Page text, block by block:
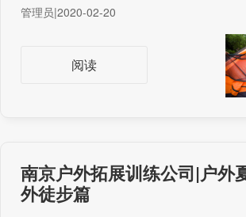
管理员|2020-02-20
阅读
南京户外拓展训练公司|户
外徒步篇